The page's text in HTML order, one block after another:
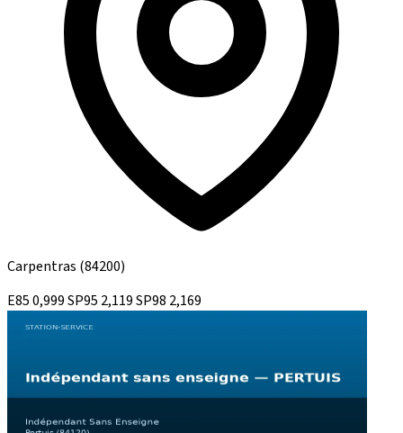
Carpentras (84200)
E850,999SP95 2,119SP98 2,169